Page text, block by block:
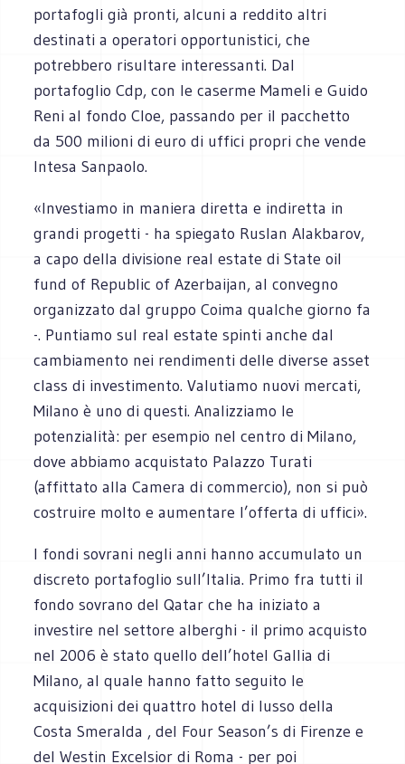
portafogli già pronti, alcuni a reddito altri
destinati a operatori opportunistici, che
potrebbero risultare interessanti. Dal
portafoglio Cdp, con le caserme Mameli e Guido
Reni al fondo Cloe, passando per il pacchetto
da 500 milioni di euro di uffici propri che vende
Intesa Sanpaolo.
«Investiamo in maniera diretta e indiretta in
grandi progetti - ha spiegato Ruslan Alakbarov,
a capo della divisione real estate di State oil
fund of Republic of Azerbaijan, al convegno
organizzato dal gruppo Coima qualche giorno fa
-. Puntiamo sul real estate spinti anche dal
cambiamento nei rendimenti delle diverse asset
class di investimento. Valutiamo nuovi mercati,
Milano è uno di questi. Analizziamo le
potenzialità: per esempio nel centro di Milano,
dove abbiamo acquistato Palazzo Turati
(affittato alla Camera di commercio), non si può
costruire molto e aumentare l’offerta di uffici».
I fondi sovrani negli anni hanno accumulato un
discreto portafoglio sull’Italia. Primo fra tutti il
fondo sovrano del Qatar che ha iniziato a
investire nel settore alberghi - il primo acquisto
nel 2006 è stato quello dell’hotel Gallia di
Milano, al quale hanno fatto seguito le
acquisizioni dei quattro hotel di lusso della
Costa Smeralda , del Four Season’s di Firenze e
del Westin Excelsior di Roma - per poi